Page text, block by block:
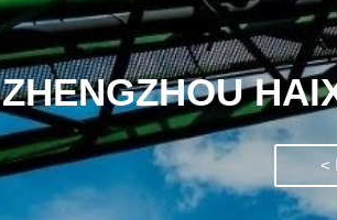
ZHENGZHOU
>